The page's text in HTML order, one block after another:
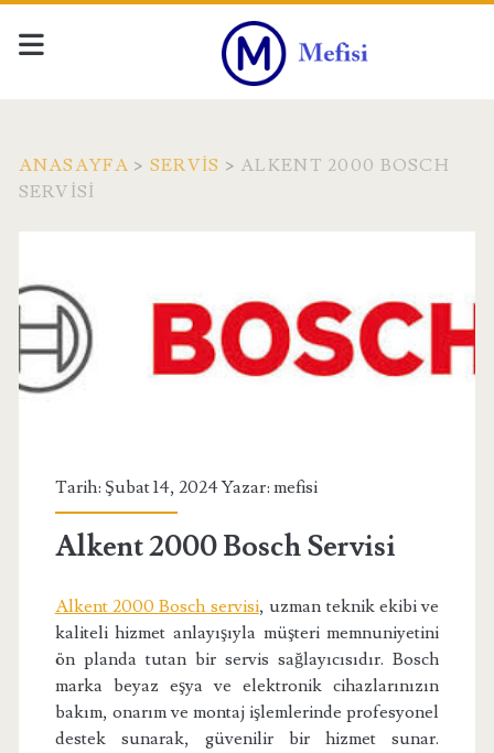
ANASAYFA > SERVIS > ALKENT 2000 BOSCH
SERVISI
Tarih: Şubat 14, 2024 Yazar: mefisi
Alkent 2000 Bosch Servisi
Alkent 2000 Bosch servisi, uzman teknik ekibi ve
kaliteli hizmet anlayışıyla müşteri memnuniyetini
ön planda tutan bir servis sağlayıcısıdır. Bosch
marka beyaz eşya ve elektronik cihazlarınızın
bakım, onarım ve montaj işlemlerinde profesyonel
destek sunarak, güvenilir bir hizmet sunar.